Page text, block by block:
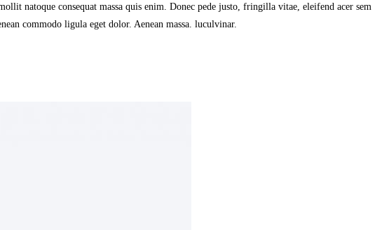
natoque consequat massa quis enim. Donec pede justo, fringilla vitae, eleifend acer sem
commodo ligula eget dolor. Aenean massa. luculvinar.